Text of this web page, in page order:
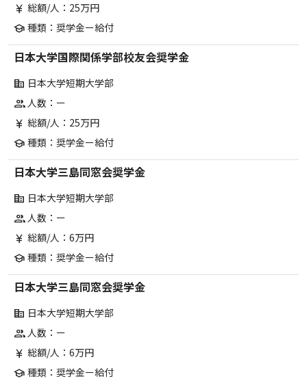
currency_yen 総額/人：25万円
school 種類：奨学金ー給付
日本大学国際関係学部校友会奨学金
corporate_fare 日本大学短期大学部
group人数：ー
currency_yen 総額/人：25万円
school 種類：奨学金ー給付
日本大学三島同窓会奨学金
corporate_fare 日本大学短期大学部
group人数：ー
currency_yen 総額/人：6万円
school 種類：奨学金ー給付
日本大学三島同窓会奨学金
corporate_fare 日本大学短期大学部
group人数：ー
currency_yen 総額/人：6万円
school 種類：奨学金ー給付